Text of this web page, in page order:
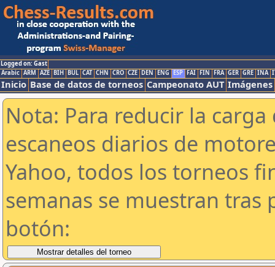
Logged on: Gast
Arabic ARM AZE BIH BUL CAT CHN CRO CZE DEN ENG ESP FAI FIN FRA GER GRE INA
Inicio Base de datos de torneos Campeonato AUT Imágenes
Nota: Para reducir la
escaneos diarios de
Yahoo, todos los torneos
semanas se muestran tras
botón: